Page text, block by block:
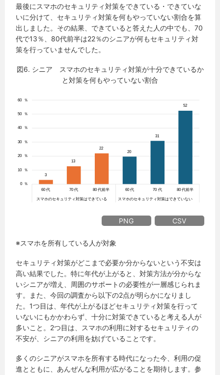
最後にスマホのセキュリティ対策をできている・できていな
いに分けて、セキュリティ対策を何もやっていない割合を算
出しました。その結果、できていると答えた人の中でも、70
代で13％、80代前半は22％のシニアが何もセキュリティ対
策を行っていませんでした。
図6. シニア スマホのセキュリティ対策が十分できているか
と対策を何もやっていない割合
PNG CSV
※スマホを所有している人が対象
セキュリティ対策がどこまで必要か分からないという不安は
高い結果でした。特に年代が上がると、対策方法が分からな
いシニアが増え、周囲のサポートの必要性が一層感じられま
す。また、今回の調査から以下の2点が明らかになりまし
た。1つ目は、年代が上がるほどセキュリティ対策を行って
いないにもかかわらず、十分に対策できていると考える人が
多いこと。2つ目は、スマホの利用に対するセキュリティの
不安が、シニアの利用を妨げていることです。
多くのシニアがスマホを所有する時代になった今、利用の促
進とともに、あんぜんな利用が広がることを期待します。参